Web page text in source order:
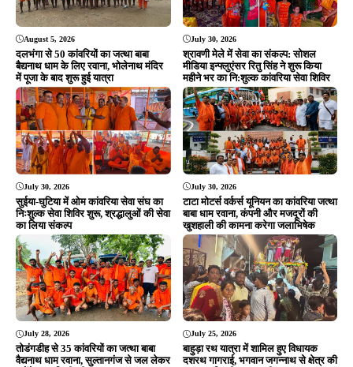
Editor & Publisher - Tripurari Goutam
24×7 News. Fast, Fair, Fearless
Site Links
About Us|Disclaimer|Contact us|Privacy Policy
DMCA|Rss Feed |Join Our Team
Follow Now
© 2026 Jansamvad24.com All rights reserved